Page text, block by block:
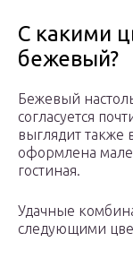
С какими
бежевый?
Бежевый
согласуется
выглядит
оформлена
гостиная.
Удачные
следующими